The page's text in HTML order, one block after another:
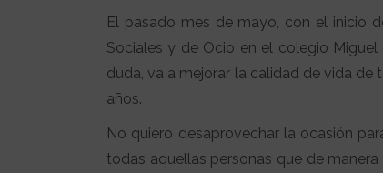
El pasado mes de mayo, con el inicio
Sociales y de Ocio en el colegio
duda, va a mejorar la calidad de vida
años.
No quiero desaprovechar la ocasión
todas aquellas personas que de